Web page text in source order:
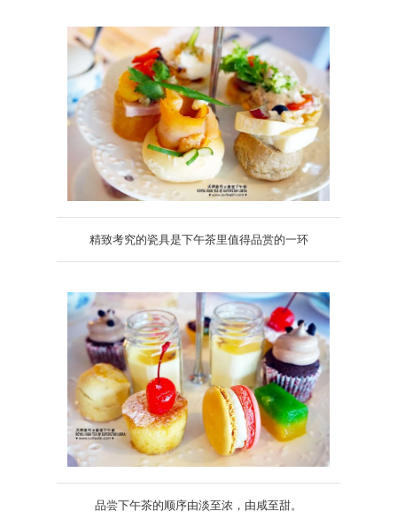
精致考究的瓷具是下午茶里值得品赏的一环
品尝下午茶的顺序由淡至浓，由咸至甜。